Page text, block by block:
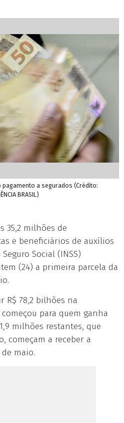
a segurados (Crédito:
BRASIL)
35,2 milhões de
e beneficiários de auxílios
Social (INSS)
(24) a primeira parcela da
R$ 78,2 bilhões na
para quem ganha
milhões restantes, que
começam a receber a
maio.